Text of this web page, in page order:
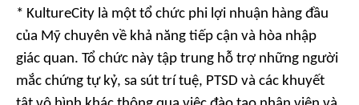
* KultureCity là một tổ chức phi lợi nhuận hàng đầu
của Mỹ chuyên về khả năng tiếp cận và hòa nhập
giác quan. Tổ chức này tập trung hỗ trợ những người
mắc chứng tự kỷ, sa sút trí tuệ, PTSD và các khuyết